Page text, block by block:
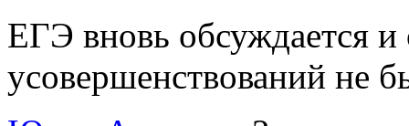
ЕГЭ вновь обсуждается и
усовершенствований не